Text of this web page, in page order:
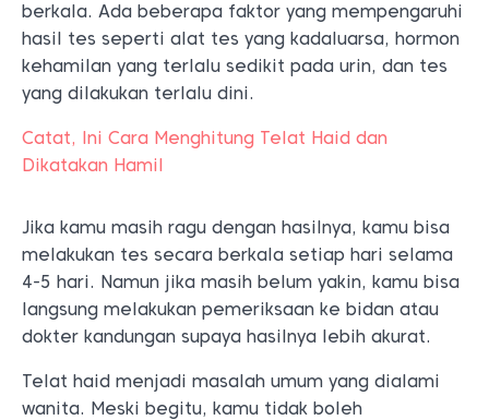
berkala. Ada beberapa faktor yang mempengaruhi
hasil tes seperti alat tes yang kadaluarsa, hormon
kehamilan yang terlalu sedikit pada urin, dan tes
yang dilakukan terlalu dini.
Catat, Ini Cara Menghitung Telat Haid dan
Dikatakan Hamil
Jika kamu masih ragu dengan hasilnya, kamu bisa
melakukan tes secara berkala setiap hari selama
4-5 hari. Namun jika masih belum yakin, kamu bisa
langsung melakukan pemeriksaan ke bidan atau
dokter kandungan supaya hasilnya lebih akurat.
Telat haid menjadi masalah umum yang dialami
wanita. Meski begitu, kamu tidak boleh